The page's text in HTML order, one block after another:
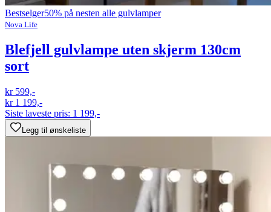
Bestselger50% på nesten alle gulvlamper
Nova Life
Blefjell gulvlampe uten skjerm 130cm
sort
kr 599,-
kr 1 199,-
Siste laveste pris: 1 199,-
Legg til ønskeliste